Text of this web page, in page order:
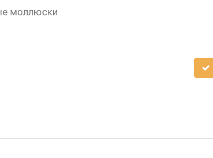
моллюски